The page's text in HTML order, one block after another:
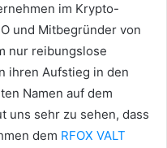
im Krypto-
und Mitbegründer von
nur reibungslose
ihren Aufstieg in den
Namen auf dem
uns sehr zu sehen, dass
dem RFOX VALT